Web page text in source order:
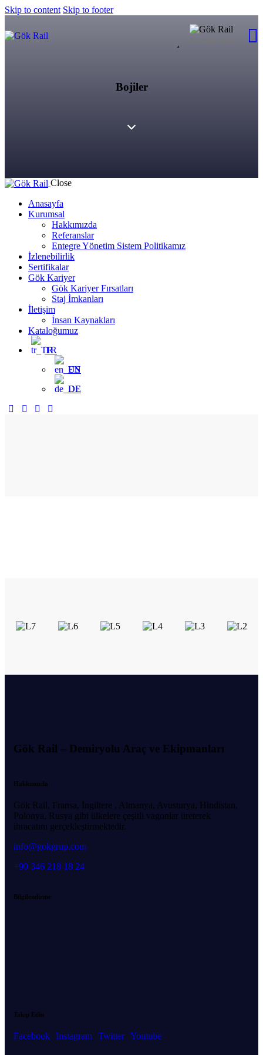
Skip to content Skip to footer
Bojiler
Close
Anasayfa
Kurumsal
Hakkımızda
Referanslar
Entegre Yönetim Sistem Politikamız
İzlenebilirlik
Sertifikalar
Gök Kariyer
Gök Kariyer Fırsatları
Staj İmkanları
İletişim
İnsan Kaynakları
Kataloğumuz
TR
EN
DE
Gök Rail – Demiryolu Araç ve Ekipmanları
Hakkımızda
Gök Rail, Fransa, İngiltere , Almanya, Avusturya, Hindistan,
Polonya, Rusya gibi ülkelere çeşitli vagonlar üreterek
ihracatını gerçekleştirmektedir.
info@gokgrup.com
+90 346 218 18 24
Bilgilendirme
Takip Edin
Facebook Instagram Twitter Youtube